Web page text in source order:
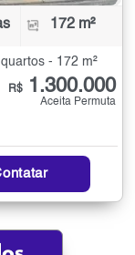
172 m²
- 172 m²
R$ 1.300.000
Aceita Permuta